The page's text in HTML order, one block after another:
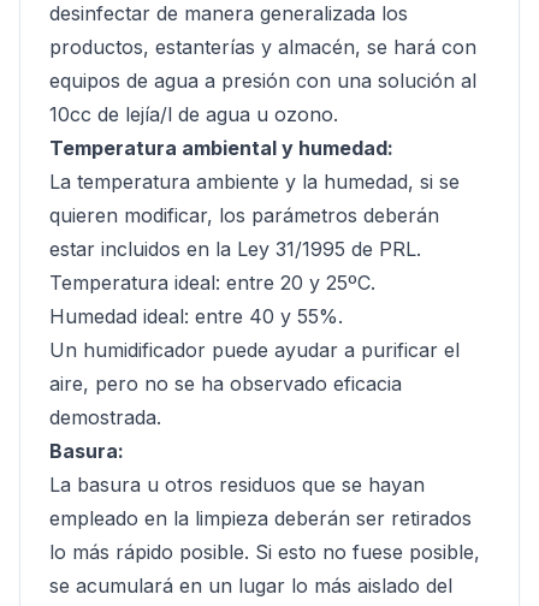
desinfectar de manera generalizada los
productos, estanterías y almacén, se hará con
equipos de agua a presión con una solución al
10cc de lejía/l de agua u ozono.
Temperatura ambiental y humedad:
La temperatura ambiente y la humedad, si se
quieren modificar, los parámetros deberán
estar incluidos en la Ley 31/1995 de PRL.
Temperatura ideal: entre 20 y 25ºC.
Humedad ideal: entre 40 y 55%.
Un humidificador puede ayudar a purificar el
aire, pero no se ha observado eficacia
demostrada.
Basura:
La basura u otros residuos que se hayan
empleado en la limpieza deberán ser retirados
lo más rápido posible. Si esto no fuese posible,
se acumulará en un lugar lo más aislado del